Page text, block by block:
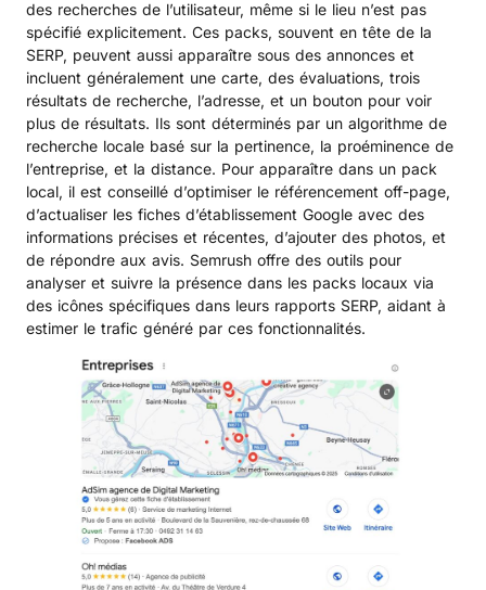
des recherches de l’utilisateur, même si le lieu n’est pas
spécifié explicitement. Ces packs, souvent en tête de la
SERP, peuvent aussi apparaître sous des annonces et
incluent généralement une carte, des évaluations, trois
résultats de recherche, l’adresse, et un bouton pour voir
plus de résultats. Ils sont déterminés par un algorithme de
recherche locale basé sur la pertinence, la proéminence de
l’entreprise, et la distance. Pour apparaître dans un pack
local, il est conseillé d’optimiser le référencement off-page,
d’actualiser les fiches d’établissement Google avec des
informations précises et récentes, d’ajouter des photos, et
de répondre aux avis. Semrush offre des outils pour
analyser et suivre la présence dans les packs locaux via
des icônes spécifiques dans leurs rapports SERP, aidant à
estimer le trafic généré par ces fonctionnalités.